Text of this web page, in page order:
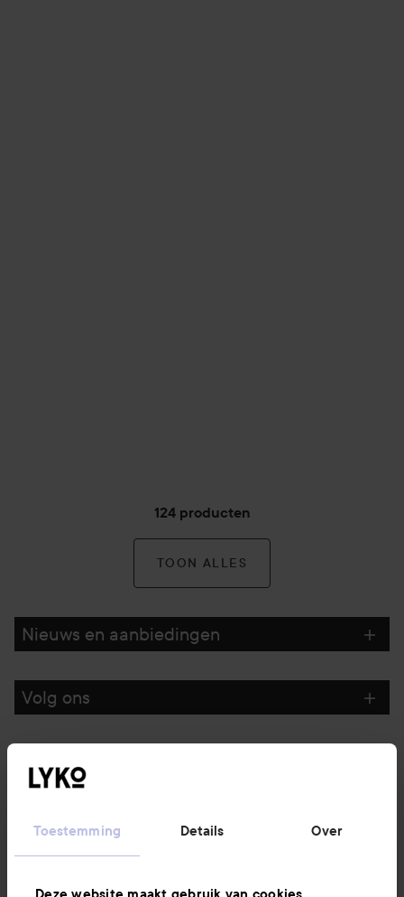
Toestemming Details Over
124 producten
TOON ALLES
Nieuws en aanbiedingen
Volg ons
Informatie
Ook interessant